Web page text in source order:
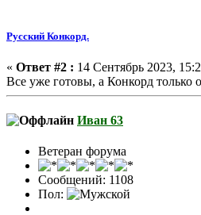
Русский Конкорд.
« Ответ #2 : 14 Сентябрь 2023,
Все уже готовы, а Конкорд только
Иван 63
Ветеран форума
Сообщений: 1108
Пол: